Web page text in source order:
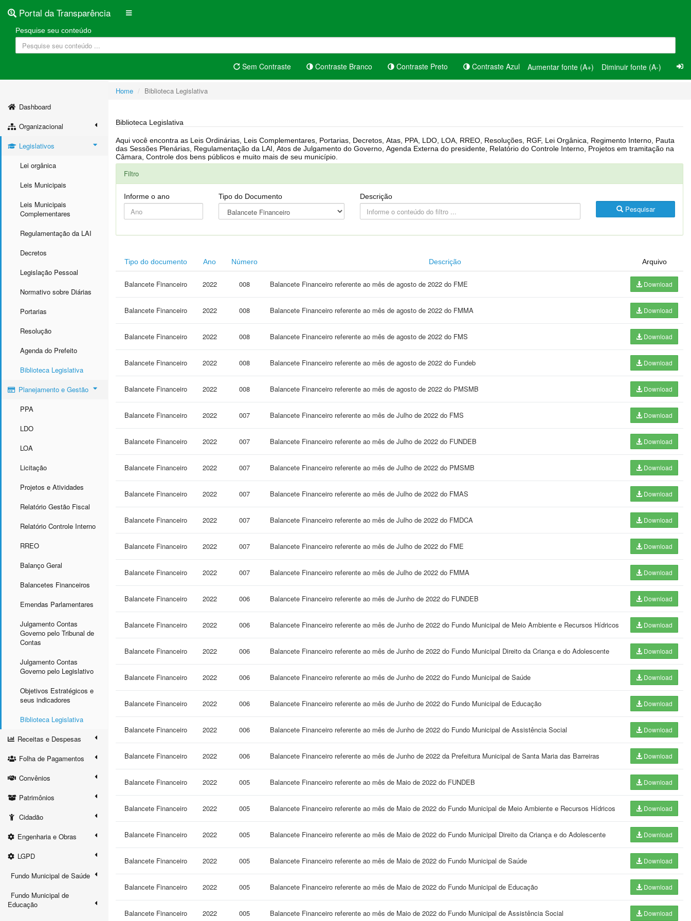
Portal da Transparência
Pesquise seu conteúdo
Sem Contraste Contraste Branco Contraste Preto Contraste Azul Aumentar fonte (A+) Diminuir fonte (A-)
Dashboard
Organizacional
Legislativos
Lei orgânica
Leis Municipais
Leis Municipais
Complementares
Regulamentação da LAI
Decretos
Legislação Pessoal
Normativo sobre Diárias
Portarias
Resolução
Agenda do Prefeito
Biblioteca Legislativa
Planejamento e Gestão
PPA
LDO
LOA
Licitação
Projetos e Atividades
Relatório Gestão Fiscal
Relatório Controle Interno
RREO
Balanço Geral
Balancetes Financeiros
Emendas Parlamentares
Julgamento Contas
Governo pelo Tribunal de
Contas
Julgamento Contas
Governo pelo Legislativo
Objetivos Estratégicos e
seus indicadores
Biblioteca Legislativa
Receitas e Despesas
Folha de Pagamentos
Convênios
Patrimônios
Cidadão
Engenharia e Obras
LGPD
Fundo Municipal de Saúde
Fundo Municipal de
Educação
Home Biblioteca Legislativa
Biblioteca Legislativa
Aqui você encontra as Leis Ordinárias, Leis Complementares, Portarias, Decretos, Atas, PPA, LDO, LOA, RREO, Resoluções, RGF, Lei Orgânica, Regimento Interno, Pauta
das Sessões Plenárias, Regulamentação da LAI, Atos de Julgamento do Governo, Agenda Externa do presidente, Relatório do Controle Interno, Projetos em tramitação na
Câmara, Controle dos bens públicos e muito mais de seu município.
Filtro
Informe o ano Tipo do Documento Descrição
Pesquisar
Tipo do documento Ano Número Descrição Arquivo
Balancete Financeiro 2022 008 Balancete Financeiro referente ao mês de agosto de 2022 do FME Download
Balancete Financeiro 2022 008 Balancete Financeiro referente ao mês de agosto de 2022 do FMMA Download
Balancete Financeiro 2022 008 Balancete Financeiro referente ao mês de agosto de 2022 do FMS Download
Balancete Financeiro 2022 008 Balancete Financeiro referente ao mês de agosto de 2022 do Fundeb Download
Balancete Financeiro 2022 008 Balancete Financeiro referente ao mês de agosto de 2022 do PMSMB Download
Balancete Financeiro 2022 007 Balancete Financeiro referente ao mês de Julho de 2022 do FMS Download
Balancete Financeiro 2022 007 Balancete Financeiro referente ao mês de Julho de 2022 do FUNDEB Download
Balancete Financeiro 2022 007 Balancete Financeiro referente ao mês de Julho de 2022 do PMSMB Download
Balancete Financeiro 2022 007 Balancete Financeiro referente ao mês de Julho de 2022 do FMAS Download
Balancete Financeiro 2022 007 Balancete Financeiro referente ao mês de Julho de 2022 do FMDCA Download
Balancete Financeiro 2022 007 Balancete Financeiro referente ao mês de Julho de 2022 do FME Download
Balancete Financeiro 2022 007 Balancete Financeiro referente ao mês de Julho de 2022 do FMMA Download
Balancete Financeiro 2022 006 Balancete Financeiro referente ao mês de Junho de 2022 do FUNDEB Download
Balancete Financeiro 2022 006 Balancete Financeiro referente ao mês de Junho de 2022 do Fundo Municipal de Meio Ambiente e Recursos Hídricos Download
Balancete Financeiro 2022 006 Balancete Financeiro referente ao mês de Junho de 2022 do Fundo Municipal Direito da Criança e do Adolescente Download
Balancete Financeiro 2022 006 Balancete Financeiro referente ao mês de Junho de 2022 do Fundo Municipal de Saúde Download
Balancete Financeiro 2022 006 Balancete Financeiro referente ao mês de Junho de 2022 do Fundo Municipal de Educação Download
Balancete Financeiro 2022 006 Balancete Financeiro referente ao mês de Junho de 2022 do Fundo Municipal de Assistência Social Download
Balancete Financeiro 2022 006 Balancete Financeiro referente ao mês de Junho de 2022 da Prefeitura Municipal de Santa Maria das Barreiras Download
Balancete Financeiro 2022 005 Balancete Financeiro referente ao mês de Maio de 2022 do FUNDEB Download
Balancete Financeiro 2022 005 Balancete Financeiro referente ao mês de Maio de 2022 do Fundo Municipal de Meio Ambiente e Recursos Hídricos Download
Balancete Financeiro 2022 005 Balancete Financeiro referente ao mês de Maio de 2022 do Fundo Municipal Direito da Criança e do Adolescente Download
Balancete Financeiro 2022 005 Balancete Financeiro referente ao mês de Maio de 2022 do Fundo Municipal de Saúde Download
Balancete Financeiro 2022 005 Balancete Financeiro referente ao mês de Maio de 2022 do Fundo Municipal de Educação Download
Balancete Financeiro 2022 005 Balancete Financeiro referente ao mês de Maio de 2022 do Fundo Municipal de Assistência Social Download